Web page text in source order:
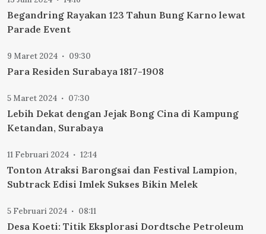
Begandring Rayakan 123 Tahun Bung Karno lewat
Parade Event
9 Maret 2024 09:30
Para Residen Surabaya 1817-1908
5 Maret 2024 07:30
Lebih Dekat dengan Jejak Bong Cina di Kampung
Ketandan, Surabaya
11 Februari 2024 12:14
Tonton Atraksi Barongsai dan Festival Lampion,
Subtrack Edisi Imlek Sukses Bikin Melek
5 Februari 2024 08:11
Desa Koeti: Titik Eksplorasi Dordtsche Petroleum